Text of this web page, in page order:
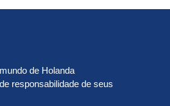
de Holanda
responsabilidade de seus